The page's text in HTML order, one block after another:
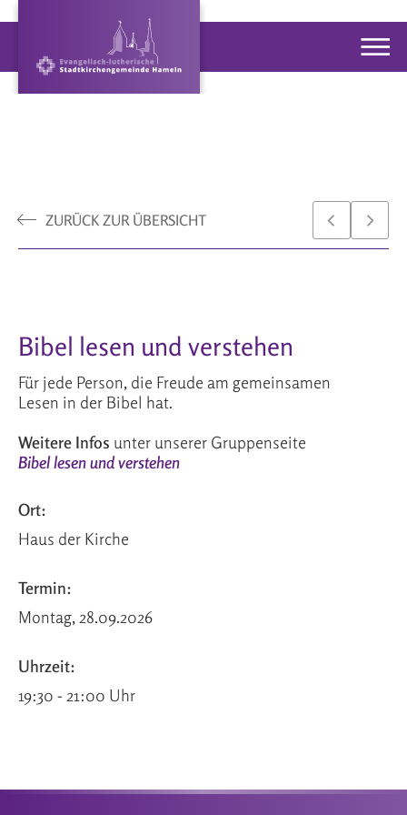
ZURÜCK ZUR ÜBERSICHT
Bibel lesen und verstehen
Für jede Person, die Freude am gemeinsamen
Lesen in der Bibel hat.
Weitere Infos unter unserer Gruppenseite
Bibel lesen und verstehen
Ort:
Haus der Kirche
Termin:
Montag, 28.09.2026
Uhrzeit:
19:30 - 21:00 Uhr